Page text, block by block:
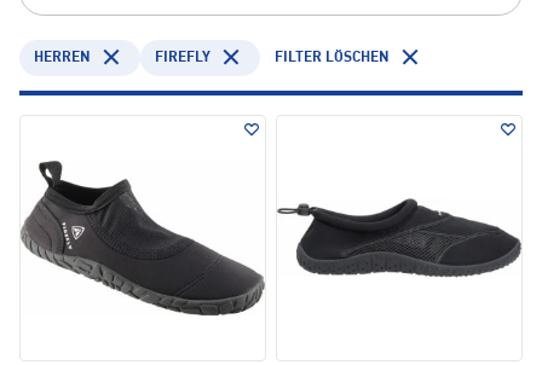
HERREN FIREFLY FILTER LÖSCHEN